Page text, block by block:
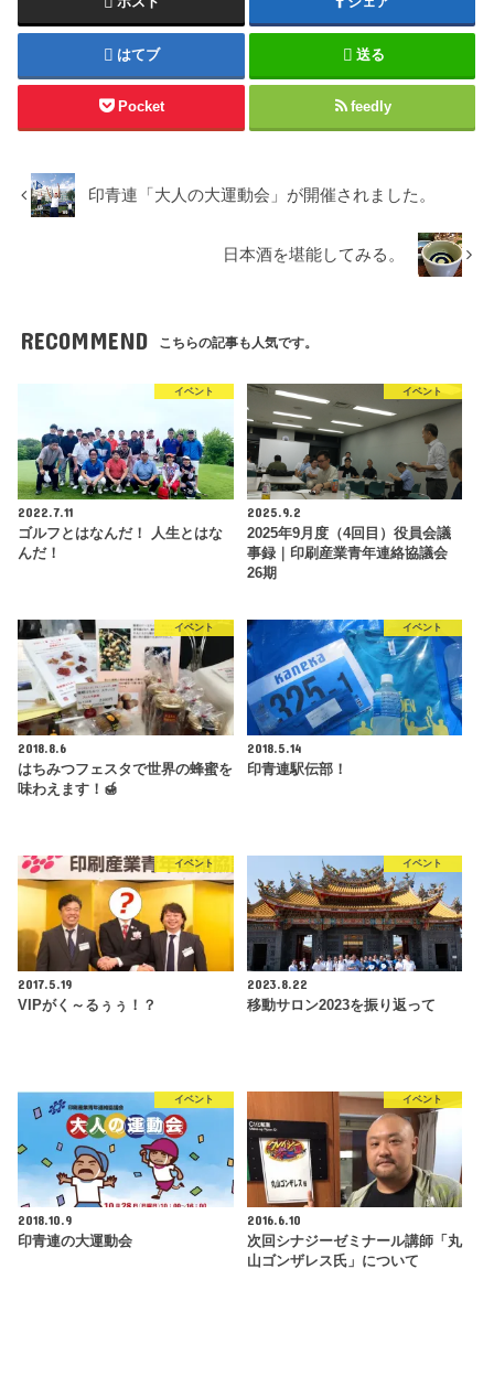
はてブ 送る
Pocket feedly
印青連「大人の大運動会」が開催されました。
日本酒を堪能してみる。
RECOMMEND こちらの記事も人気です。
イベント
2022.7.11
ゴルフとはなんだ！ 人生とはな
んだ！
イベント
2025.9.2
2025年9月度（4回目）役員会議
事録｜印刷産業青年連絡協議会
26期
イベント
2018.8.6
はちみつフェスタで世界の蜂蜜を
味わえます！🍯
イベント
2018.5.14
印青連駅伝部！
イベント
2017.5.19
VIPがく～るぅぅ！？
イベント
2023.8.22
移動サロン2023を振り返って
イベント
2018.10.9
印青連の大運動会
イベント
2016.6.10
次回シナジーゼミナール講師「丸
山ゴンザレス氏」について